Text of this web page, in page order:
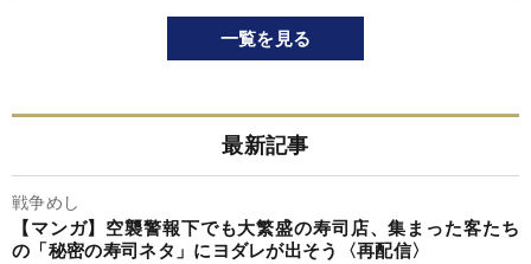
一覧を見る
最新記事
戦争めし
【マンガ】空襲警報下でも大繁盛の寿司店、集まった客たち
の「秘密の寿司ネタ」にヨダレが出そう〈再配信〉